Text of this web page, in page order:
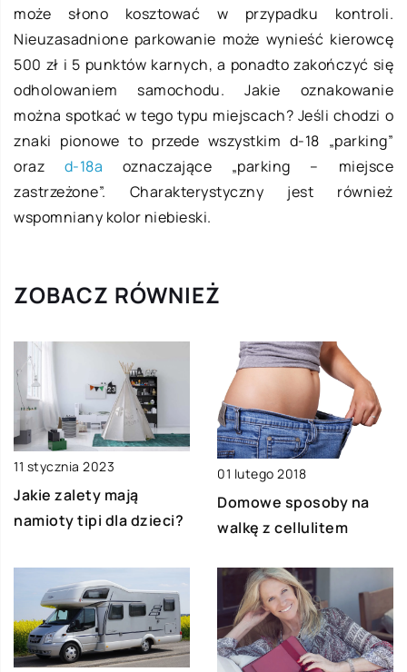
może słono kosztować w przypadku kontroli.
Nieuzasadnione parkowanie może wynieść kierowcę
500 zł i 5 punktów karnych, a ponadto zakończyć się
odholowaniem samochodu. Jakie oznakowanie
można spotkać w tego typu miejscach? Jeśli chodzi o
znaki pionowe to przede wszystkim d-18 „parking”
oraz d-18a oznaczające „parking – miejsce
zastrzeżone”. Charakterystyczny jest również
wspomniany kolor niebieski.
ZOBACZ RÓWNIEŻ
11 stycznia 2023
Jakie zalety mają
namioty tipi dla dzieci?
01 lutego 2018
Domowe sposoby na
walkę z cellulitem